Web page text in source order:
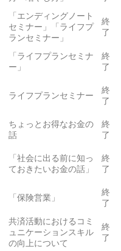
「エンディングノート
セミナー」「ライフプ
ランセミナー」
終
了
「ライフプランセミナ
ー」
終
了
ライフプランセミナー
終
了
ちょっとお得なお金の
話
終
了
「社会に出る前に知っ
ておきたいお金の話」
終
了
「保険営業」
終
了
共済活動におけるコミ
ュニケーションスキル
の向上について
終
了